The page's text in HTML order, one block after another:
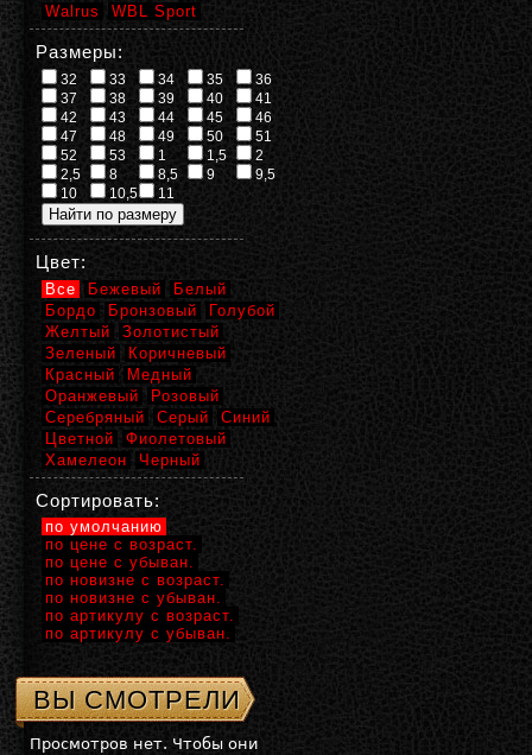
Walrus
WBL Sport
Размеры:
32 33 34 35
36
37
38 39 40
41
42
43 44 45
46
47
48 49 50
51
52
53 1 1,5
2
2,5
8 8,5 9
9,5
10
10,5 11
Цвет:
Все Бежевый
Белый
Бордо
Бронзовый
Голубой
Желтый
Золотистый
Зеленый
Коричневый
Красный
Медный
Оранжевый
Розовый
Серебряный
Серый
Синий
Цветной
Фиолетовый
Хамелеон
Черный
Сортировать:
по умолчанию
по цене с возраст.
по цене с убыван.
по новизне с возраст.
по новизне с убыван.
по артикулу с возраст.
по артикулу с убыван.
ВЫ СМОТРЕЛИ
Просмотров нет. Чтобы они